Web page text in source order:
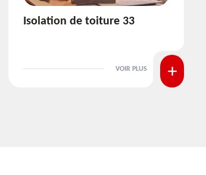
Pose et nettoyage de
VOIR PLUS